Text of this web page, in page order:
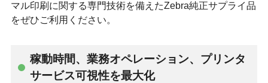
マル印刷に関する専門技術を備えたZebra純正サプライ品
をぜひご利用ください。
稼動時間、業務オペレーション、プリンタ
サービス可視性を最大化